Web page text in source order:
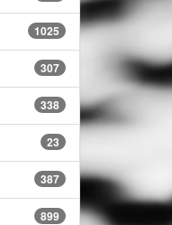
1025
307
338
23
387
899